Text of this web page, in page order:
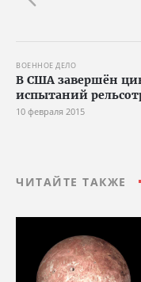
ВОЕННОЕ ДЕЛО
В США завершён
испытаний
10 февраля 2015
ЧИТАЙТЕ ТАКЖЕ